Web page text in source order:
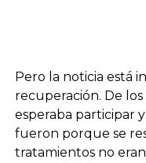
Pero la noticia está
recuperación. De
esperaba participar
fueron porque se
tratamientos no